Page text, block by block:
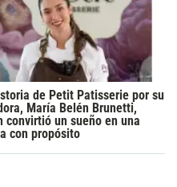
de Petit Patisserie por su
María Belén Brunetti,
convirtió un sueño en una
con propósito